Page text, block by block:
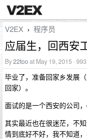
V2EX › 程序员
应届生，回西安
By22tooat May 19, 2015 ·
毕业了，准备回家乡发展
回家）。
面试的是一个西安的公司
其实最近也在很迷茫，不
情到底好不好，我不知道